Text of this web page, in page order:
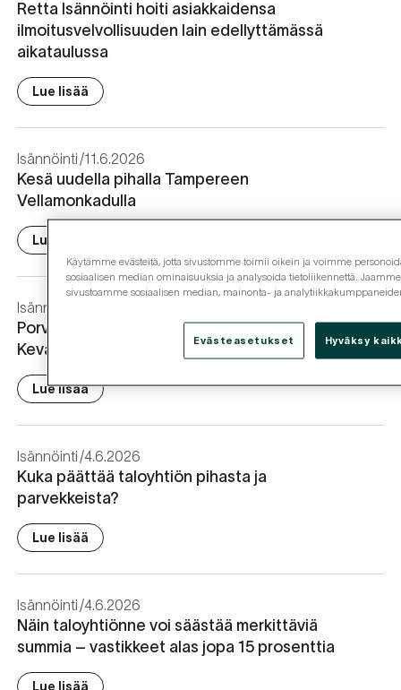
Retta Isännöinti hoiti asiakkaidensa
ilmoitusvelvollisuuden lain edellyttämässä
aikataulussa
Lue lisää
Isännöinti 11.6.2026
Kesä uudella pihalla Tampereen
Vellamonkadulla
Lue lisää
Isännöinti
Porvoon korjausrakentamiskilpailun voitto meni
Kevätkumpuun
Lue lisää
Isännöinti 4.6.2026
Kuka päättää taloyhtiön pihasta ja
parvekkeista?
Lue lisää
Isännöinti 4.6.2026
Näin taloyhtiönne voi säästää merkittäviä
summia – vastikkeet alas jopa 15 prosenttia
Lue lisää
Käytämme evästeitä, jotta sivustomme toimii oikein ja voimme
sosiaalisen median ominaisuuksia ja analysoida tietoliikennettä.
sivustoamme sosiaalisen median, mainonta- ja
Evästeasetukset Hyväksy